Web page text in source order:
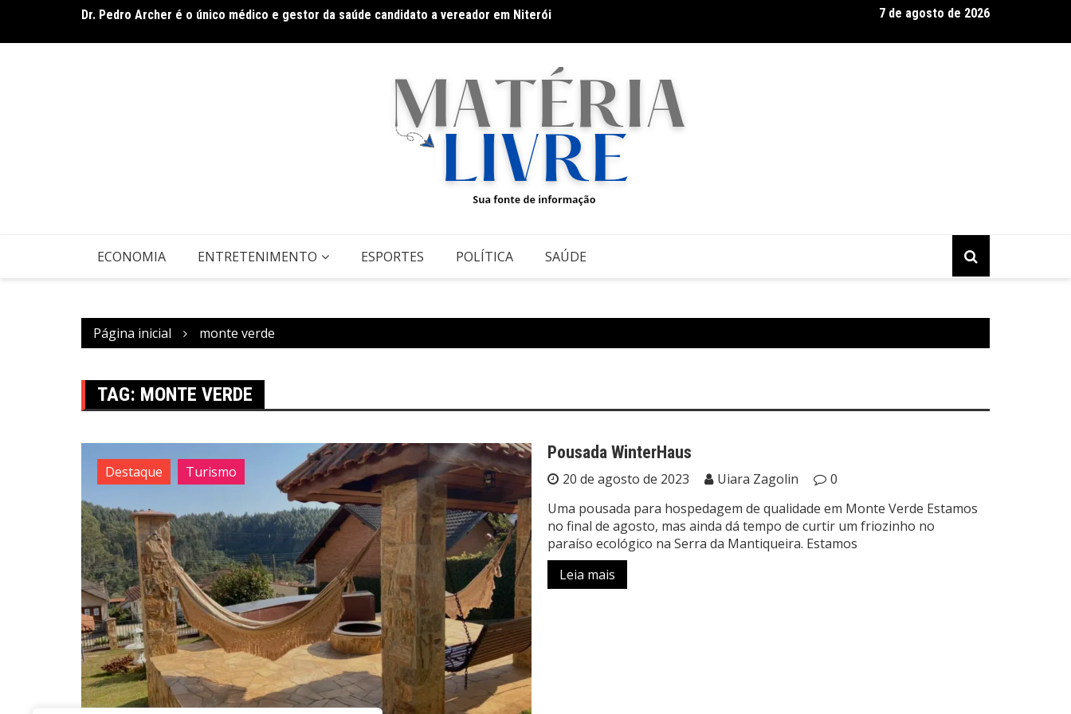
o
Dr. Pedro Archer é o único médico e gestor da saúde candidato a vereador em Niterói Festival Musimagem reúne grandes nomes da música para audiovisual
7 de agosto de 2026
ECONOMIA ENTRETENIMENTO ESPORTES POLÍTICA SAÚDE
Página inicial monte verde
TAG: MONTE VERDE
Destaque Turismo
Pousada WinterHaus
20 de agosto de 2023 Uiara Zagolin
0
Uma pousada para hospedagem de qualidade em Monte Verde Estamos
no final de agosto, mas ainda dá tempo de curtir um friozinho no
paraíso ecológico na Serra da Mantiqueira. Estamos
Leia mais